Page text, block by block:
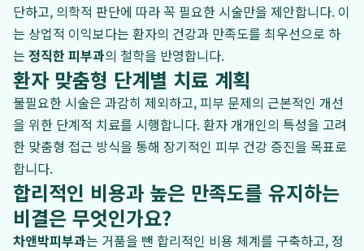
단하고, 의학적 판단에 따라 꼭 필요한 시술만을 제안합니다. 이
는 상업적 이익보다는 환자의 건강과 만족도를 최우선으로 하
는 정직한 피부과의 철학을 반영합니다.
환자 맞춤형 단계별 치료 계획
불필요한 시술은 과감히 제외하고, 피부 문제의 근본적인 개선
을 위한 단계적 치료를 시행합니다. 환자 개개인의 특성을 고려
한 맞춤형 접근 방식을 통해 장기적인 피부 건강 증진을 목표로
합니다.
합리적인 비용과 높은 만족도를 유지하는
비결은 무엇인가요?
차앤박피부과는 거품을 뺀 합리적인 비용 체계를 구축하고, 정